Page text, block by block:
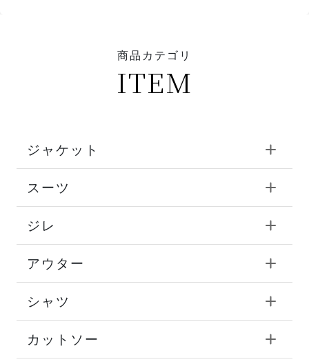
商品カテゴリ
ITEM
ジャケット
スーツ
ジレ
アウター
シャツ
カットソー